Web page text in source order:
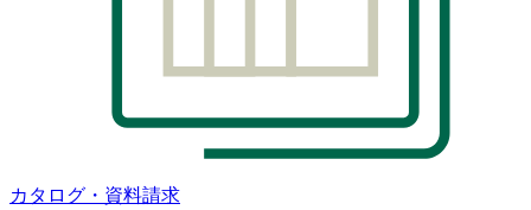
カタログ・資料請求